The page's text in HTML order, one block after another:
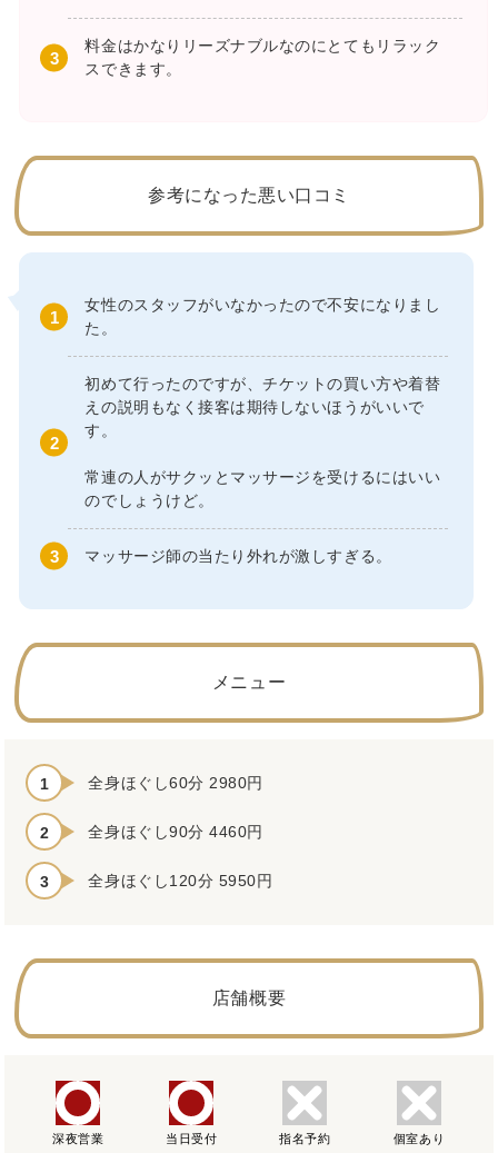
料金はかなりリーズナブルなのにとてもリラック
スできます。
参考になった悪い口コミ
女性のスタッフがいなかったので不安になりまし
た。
初めて行ったのですが、チケットの買い方や着替
えの説明もなく接客は期待しないほうがいいで
す。
常連の人がサクッとマッサージを受けるにはいい
のでしょうけど。
マッサージ師の当たり外れが激しすぎる。
メニュー
全身ほぐし60分 2980円
全身ほぐし90分 4460円
全身ほぐし120分 5950円
店舗概要
深夜営業 当日受付 指名予約 個室あり